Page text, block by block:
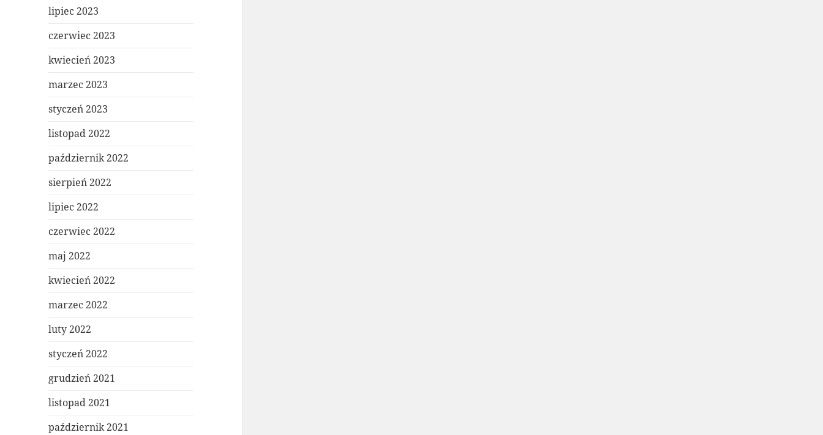
lipiec 2023
czerwiec 2023
kwiecień 2023
marzec 2023
styczeń 2023
listopad 2022
październik 2022
sierpień 2022
lipiec 2022
czerwiec 2022
maj 2022
kwiecień 2022
marzec 2022
luty 2022
styczeń 2022
grudzień 2021
listopad 2021
październik 2021